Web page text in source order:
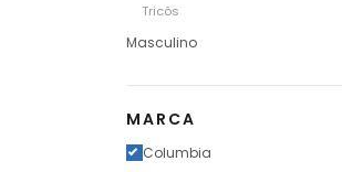
Tricôs
Masculino
MARCA
Columbia